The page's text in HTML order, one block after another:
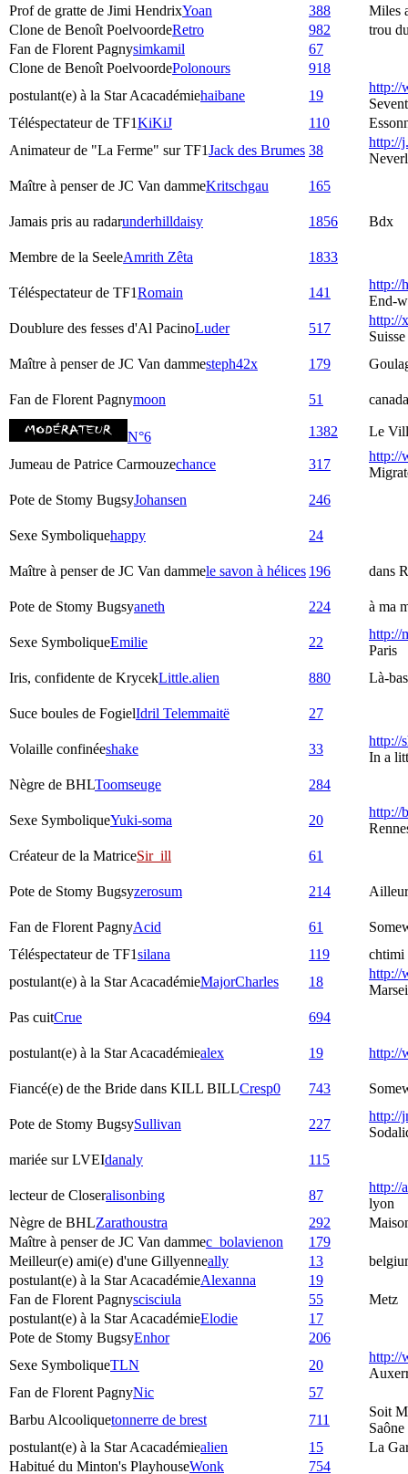
Prof de gratte de Jimi HendrixYoan 388
Miles
Clone de Benoît PoelvoordeRetro 982
trou
Fan de Florent Pagnysimkamil
67
Clone de Benoît PoelvoordePolonours
918
postulant(e) à la Star Acacadémiehaibane 19
http://
Téléspectateur de TF1KiKiJ 110
Animateur de "La Ferme" sur TF1Jack des Brumes 38
http://
Maître à penser de JC Van dammeKritschgau 165
Jamais pris au radarunderhilldaisy 1856 Bdx
Membre de la SeeleAmrith Zêta 1833
Téléspectateur de TF1Romain 141
http://
End-
Doublure des fesses d'Al PacinoLuder 517
http://
Suisse
Maître à penser de JC Van dammesteph42x 179
Fan de Florent Pagnymoon 51 canada
N°6 1382 Le
Jumeau de Patrice Carmouzechance 317
http://
Pote de Stomy BugsyJohansen 246
Sexe Symboliquehappy 24
Maître à penser de JC Van dammele savon à hélices 196 dans
Pote de Stomy Bugsyaneth 224 à ma
Sexe SymboliqueEmilie 22
http://
Paris
Iris, confidente de KrycekLittle.alien 880 Là-
Suce boules de FogielIdril Telemmaitë 27
Volaille confinéeshake 33
http://
In a
Nègre de BHLToomseuge 284
Sexe SymboliqueYuki-soma 20
http://
Créateur de la MatriceSir_ill 61
Pote de Stomy Bugsyzerosum 214
Fan de Florent PagnyAcid 61
Téléspectateur de TF1silana 119
chtimi
postulant(e) à la Star AcacadémieMajorCharles 18
http://
Pas cuitCrue 694
postulant(e) à la Star Acacadémiealex 19 http://
Fiancé(e) de the Bride dans KILL BILLCresp0 743
Pote de Stomy BugsySullivan 227
http://
mariée sur LVEIdanaly 115
lecteur de Closeralisonbing 87
http://
lyon
Nègre de BHLZarathoustra 292
Maître à penser de JC Van dammec_bolavienon
179
Meilleur(e) ami(e) d'une Gillyenneally 13
postulant(e) à la Star AcacadémieAlexanna
19
Fan de Florent Pagnyscisciula 55
Metz
postulant(e) à la Star AcacadémieElodie
17
Pote de Stomy BugsyEnhor
206
Sexe SymboliqueTLN 20
http://
Fan de Florent PagnyNic
57
Barbu Alcooliquetonnerre de brest 711
Soit
Saône
postulant(e) à la Star Acacadémiealien 15
La
Habitué du Minton's PlayhouseWonk 754